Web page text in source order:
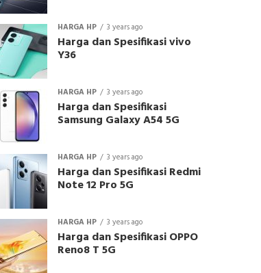
HARGA HP 3 years ago
Harga dan Spesifikasi vivo
Y36
HARGA HP 3 years ago
Harga dan Spesifikasi
Samsung Galaxy A54 5G
HARGA HP 3 years ago
Harga dan Spesifikasi Redmi
Note 12 Pro 5G
HARGA HP 3 years ago
Harga dan Spesifikasi OPPO
Reno8 T 5G